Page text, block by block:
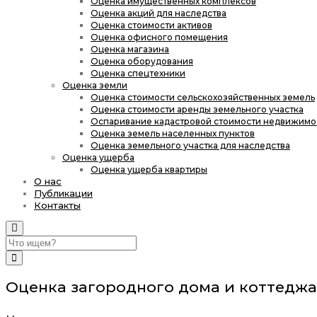
Оценка акций для наследства
Оценка стоимости активов
Оценка офисного помещения
Оценка магазина
Оценка оборудования
Оценка спецтехники
Оценка земли
Оценка стоимости сельскохозяйственных земель
Оценка стоимости аренды земельного участка
Оспаривание кадастровой стоимости
Оценка земель населенных пунктов
Оценка земельного участка для наследства
Оценка ущерба
Оценка ущерба квартиры
О нас
Публикации
Контакты
Toggle
navigation
Оценка загородного дома и коттеджа